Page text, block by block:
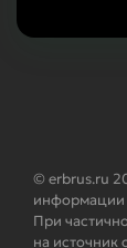
© erbrus.ru
информации
При
на источник